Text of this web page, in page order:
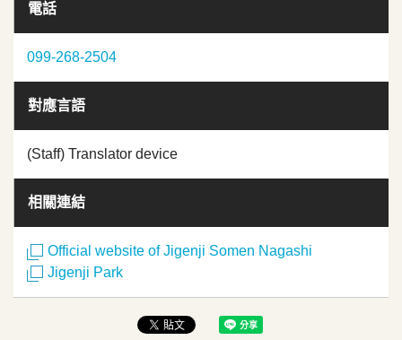
電話
099-268-2504
對應言語
(Staff) Translator device
相關連結
Official website of Jigenji Somen Nagashi
Jigenji Park